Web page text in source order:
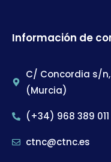
Información de
C/ Concordia s/
(Murcia)
(+34) 968 389 011
ctnc@ctnc.es